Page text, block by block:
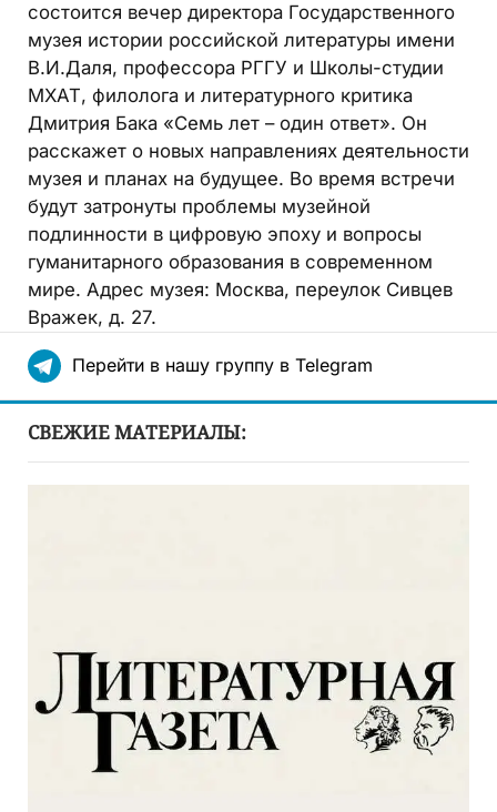
состоится вечер директора Государственного
музея истории российской литературы имени
В.И.Даля, профессора РГГУ и Школы-студии
МХАТ, филолога и литературного критика
Дмитрия Бака «Семь лет – один ответ». Он
расскажет о новых направлениях деятельности
музея и планах на будущее. Во время встречи
будут затронуты проблемы музейной
подлинности в цифровую эпоху и вопросы
гуманитарного образования в современном
мире. Адрес музея: Москва, переулок Сивцев
Вражек, д. 27.
Перейти в нашу группу в Telegram
СВЕЖИЕ МАТЕРИАЛЫ: